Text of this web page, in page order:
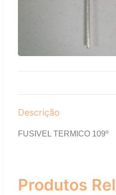
Descrição
FUSIVEL TERMICO 109º
Produtos